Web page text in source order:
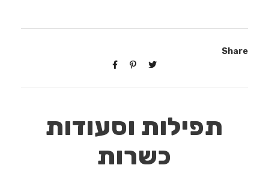
Share
תפילות וסעודות
כשרות